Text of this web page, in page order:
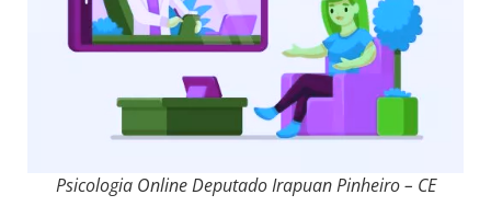
Psicologia Online Deputado Irapuan Pinheiro – CE